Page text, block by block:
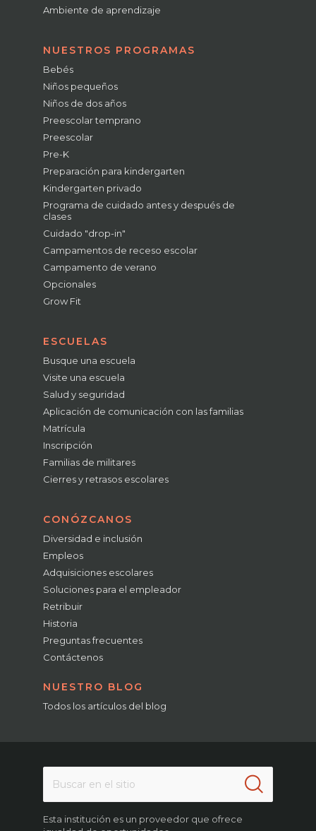
Ambiente de aprendizaje
NUESTROS PROGRAMAS
Bebés
Niños pequeños
Niños de dos años
Preescolar temprano
Preescolar
Pre-K
Preparación para kindergarten
Kindergarten privado
Programa de cuidado antes y después de
clases
Cuidado "drop-in"
Campamentos de receso escolar
Campamento de verano
Opcionales
Grow Fit
ESCUELAS
Busque una escuela
Visite una escuela
Salud y seguridad
Aplicación de comunicación con las familias
Matrícula
Inscripción
Familias de militares
Cierres y retrasos escolares
CONÓZCANOS
Diversidad e inclusión
Empleos
Adquisiciones escolares
Soluciones para el empleador
Retribuir
Historia
Preguntas frecuentes
Contáctenos
NUESTRO BLOG
Todos los artículos del blog
Esta institución es un proveedor que ofrece